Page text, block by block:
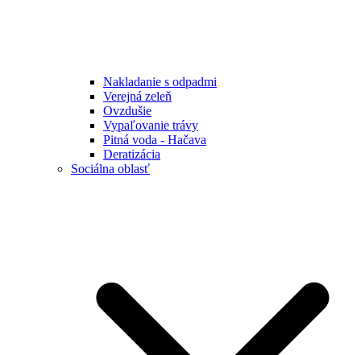
Nakladanie s odpadmi
Verejná zeleň
Ovzdušie
Vypaľovanie trávy
Pitná voda - Hačava
Deratizácia
Sociálna oblasť